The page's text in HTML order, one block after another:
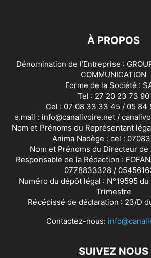
À PROPOS
Dénomination de l’Entreprise :
COMMUNICATION
Forme de la Société :
Tel : 27 20 23 73 90
Cel : 07 08 33 33 45 / 05 84
e.mail : info@canalivoire.net /
Nom et Prénoms du Représentant
Anima Nadège : cel :
Nom et Prénoms du Directeur de
Responsable de la Rédaction :
0778833328 /
Numéro du dépôt légal : N°19595
Trimestre
Récépissé de déclaration : 23/D
Contactez-nous:
SUIVEZ NOUS